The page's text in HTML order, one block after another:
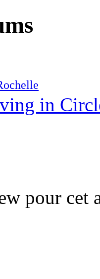
in
pour cet